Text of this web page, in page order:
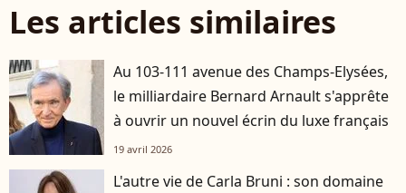
Les articles similaires
Au 103-111 avenue des Champs-Elysées,
le milliardaire Bernard Arnault s'apprête
à ouvrir un nouvel écrin du luxe français
19 avril 2026
L'autre vie de Carla Bruni : son domaine